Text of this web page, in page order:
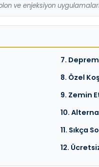
ve enjeksiyon
7. Deprem
8. Özel
9. Zemin
10.
11. Sıkça
12.